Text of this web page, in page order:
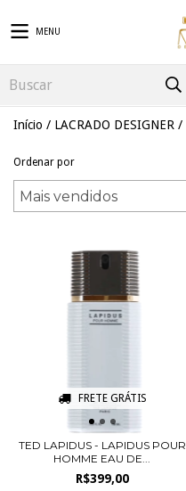
MENU
Início / LACRADO DESIGNER /
Ordenar por
FRETE GRÁTIS
TED LAPIDUS - LAPIDUS POUR
HOMME EAU DE...
R$399,00